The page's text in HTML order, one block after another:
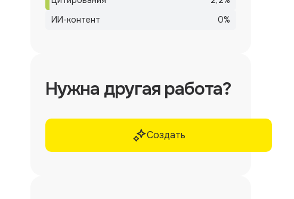
ИИ-контент
0%
Нужна другая работа?
Создать